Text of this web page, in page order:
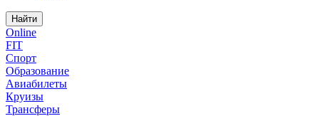
Найти
Online
FIT
Спорт
Образование
Авиабилеты
Круизы
Трансферы